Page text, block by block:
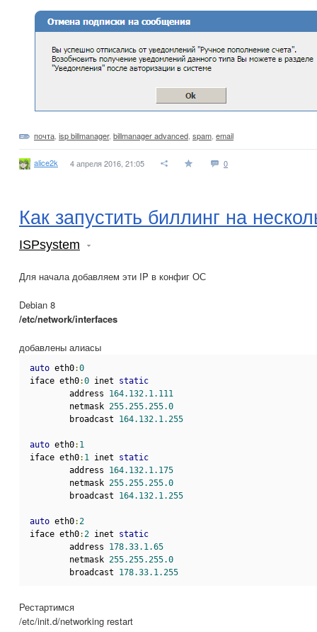
почта isp billmanager, billmanager advanced spam email
alice2k 4 апреля 2016, 21:05 0
Как запустить биллинг на
ISPsystem
Для начала добавляем эти IP в конфиг ОС
Debian 8
/etc/network/interfaces
добавлены алиасы
auto eth0:0
iface eth0:0 inet static
address 164.132.1.111
netmask 255.255.255.0
broadcast 164.132.1.255
auto eth0: 1
iface eth0: 1 inet static
address 164.132.1.175
netmask 255.255.255.0
broadcast 164.132.1.255
auto eth0:2
iface eth0:2 inet static
address 178.33.1.65
netmask 255.255.255.0
broadcast 178.33.1.255
Рестартимся
/etc/init.d/networking restart